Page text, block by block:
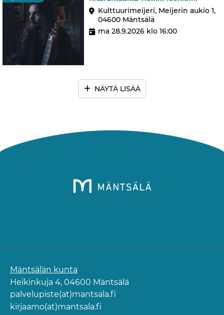
Kulttuurimeijeri, Meijerin aukio 1,
04600 Mäntsälä
ma 28.9.2026 klo 16:00
NÄYTÄ LISÄÄ
Mäntsälän kunta
Heikinkuja 4, 04600 Mäntsälä
palvelupiste(at)mantsala.fi
kirjaamo(at)mantsala.fi